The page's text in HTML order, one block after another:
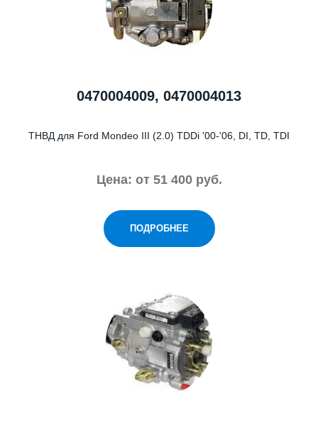
0470004009, 0470004013
ТНВД для Ford Mondeo III (2.0) TDDi '00-'06, DI, TD, TDI
Цена: от 51 400 руб.
ПОДРОБНЕЕ